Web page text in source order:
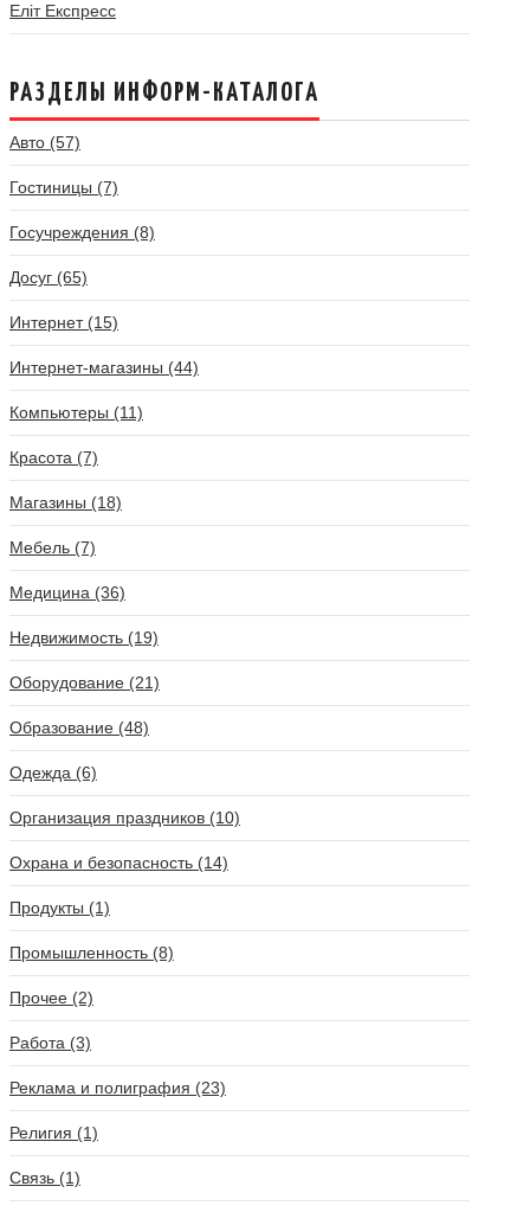
Еліт Експресс
РАЗДЕЛЫ ИНФОРМ-КАТАЛОГА
Авто (57)
Гостиницы (7)
Госучреждения (8)
Досуг (65)
Интернет (15)
Интернет-магазины (44)
Компьютеры (11)
Красота (7)
Магазины (18)
Мебель (7)
Медицина (36)
Недвижимость (19)
Оборудование (21)
Образование (48)
Одежда (6)
Организация праздников (10)
Охрана и безопасность (14)
Продукты (1)
Промышленность (8)
Прочее (2)
Работа (3)
Реклама и полиграфия (23)
Религия (1)
Связь (1)